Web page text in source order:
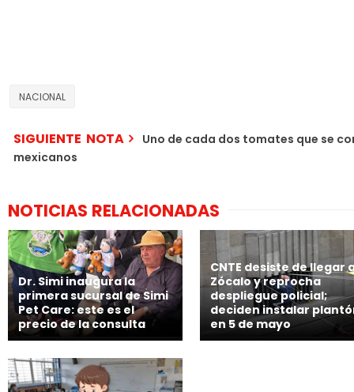
NACIONAL
SIGUIENTE NOTA
Uno de cada dos tomates que se
mexicanos
NOTICIAS RELACIONADAS
Dr. Simi inaugura la
primera sucursal de Simi
Pet Care: este es el
precio de la consulta
CNTE desiste de llegar
Zócalo y reprocha
despliegue policial;
deciden instalar
en 5 de mayo